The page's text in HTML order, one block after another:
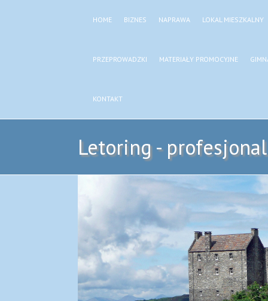
HOME BIZNES NAPRAWA LOKAL MIESZKALNY
PRZEPROWADZKI MATERIAŁY PROMOCYJNE
KONTAKT
Letoring -